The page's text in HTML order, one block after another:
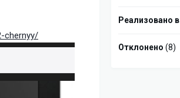
chernyy/
Реализовано в
Отклонено (8)